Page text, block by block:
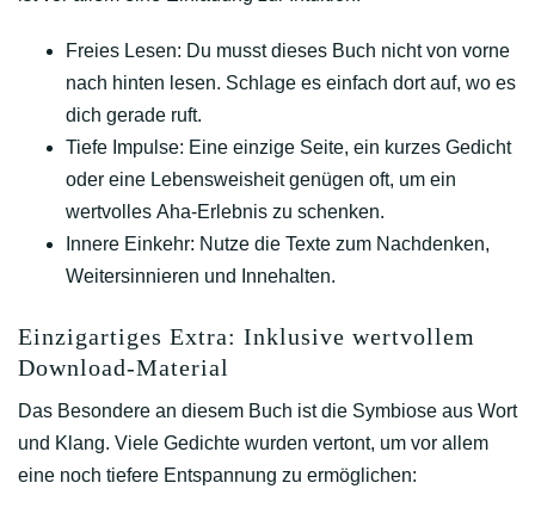
Freies Lesen: Du musst dieses Buch nicht von vorne
nach hinten lesen. Schlage es einfach dort auf, wo es
dich gerade ruft.
Tiefe Impulse: Eine einzige Seite, ein kurzes Gedicht
oder eine Lebensweisheit genügen oft, um ein
wertvolles Aha-Erlebnis zu schenken.
Innere Einkehr: Nutze die Texte zum Nachdenken,
Weitersinnieren und Innehalten.
Einzigartiges Extra: Inklusive wertvollem
Download-Material
Das Besondere an diesem Buch ist die Symbiose aus Wort
und Klang. Viele Gedichte wurden vertont, um vor allem
eine noch tiefere Entspannung zu ermöglichen: